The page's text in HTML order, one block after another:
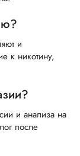
и
к никотину,
и анализа на
после